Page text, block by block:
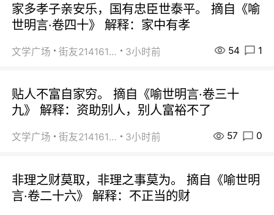
家多孝子亲安乐，国有忠臣世泰平。 摘自《喻
世明言·卷四十》 解释：家中有孝
文学广场 街友21416156 3小时前 54 1
贴人不富自家穷。 摘自《喻世明言·卷三十
九》 解释：资助别人，别人富裕不了
文学广场 街友21416156 3小时前 57 0
非理之财莫取，非理之事莫为。 摘自《喻世明
言·卷二十六》 解释：不正当的财